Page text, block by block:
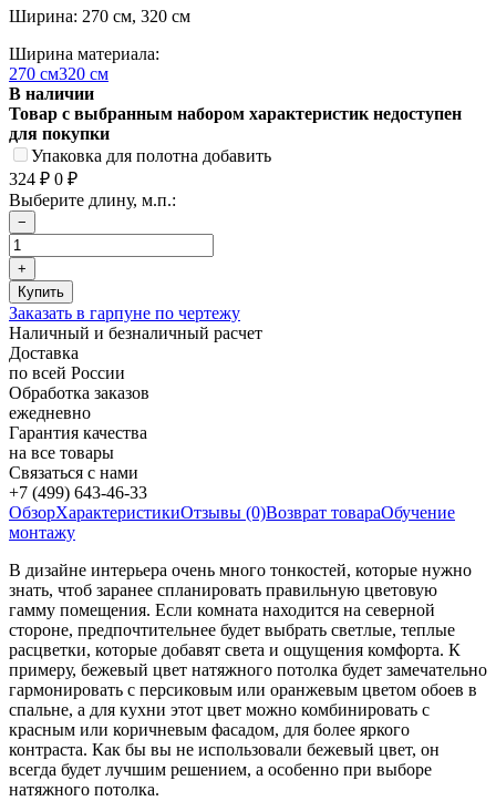
Ширина: 270 см, 320 см
Ширина материала:
270 см320 см
В наличии
Товар с выбранным набором характеристик недоступен
для покупки
Упаковка для полотна добавить
324 ₽ 0 ₽
Выберите длину, м.п.:
Заказать в гарпуне по чертежу
Наличный и безналичный расчет
Доставка
по всей России
Обработка заказов
ежедневно
Гарантия качества
на все товары
Связаться с нами
+7 (499) 643-46-33
ОбзорХарактеристикиОтзывы (0)Возврат товараОбучение
монтажу
В дизайне интерьера очень много тонкостей, которые нужно
знать, чтоб заранее спланировать правильную цветовую
гамму помещения. Если комната находится на северной
стороне, предпочтительнее будет выбрать светлые, теплые
расцветки, которые добавят света и ощущения комфорта. К
примеру, бежевый цвет натяжного потолка будет замечательно
гармонировать с персиковым или оранжевым цветом обоев в
спальне, а для кухни этот цвет можно комбинировать с
красным или коричневым фасадом, для более яркого
контраста. Как бы вы не использовали бежевый цвет, он
всегда будет лучшим решением, а особенно при выборе
натяжного потолка.